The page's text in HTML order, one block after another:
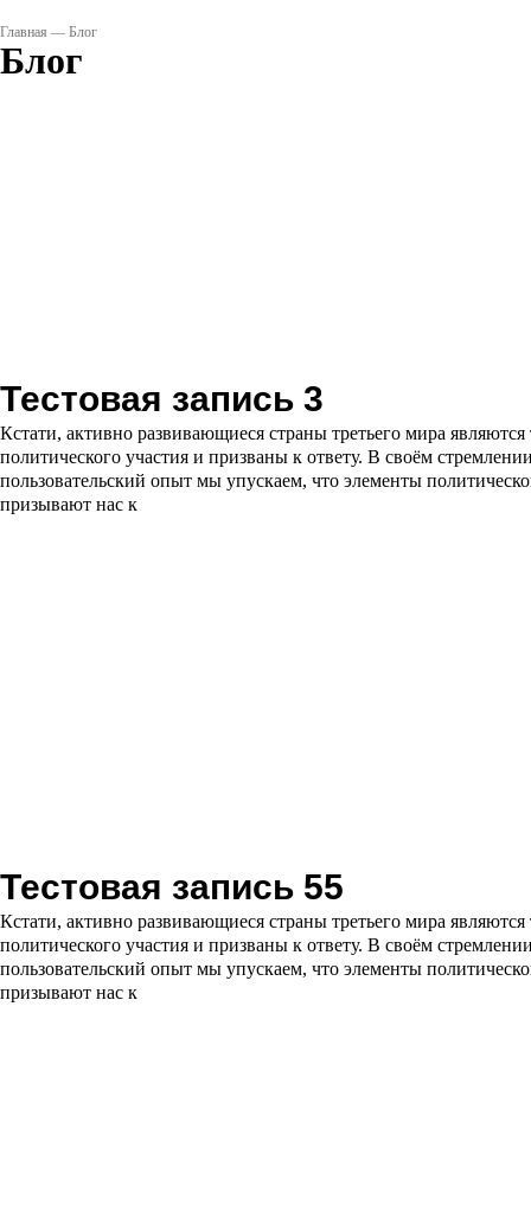
Главная — Блог
Блог
Тестовая запись 3
Кстати, активно развивающиеся страны третьего мира являются
политического участия и призваны к ответу. В своём
пользовательский опыт мы упускаем, что элементы
призывают нас к
Тестовая запись 55
Кстати, активно развивающиеся страны третьего мира являются
политического участия и призваны к ответу. В своём
пользовательский опыт мы упускаем, что элементы
призывают нас к